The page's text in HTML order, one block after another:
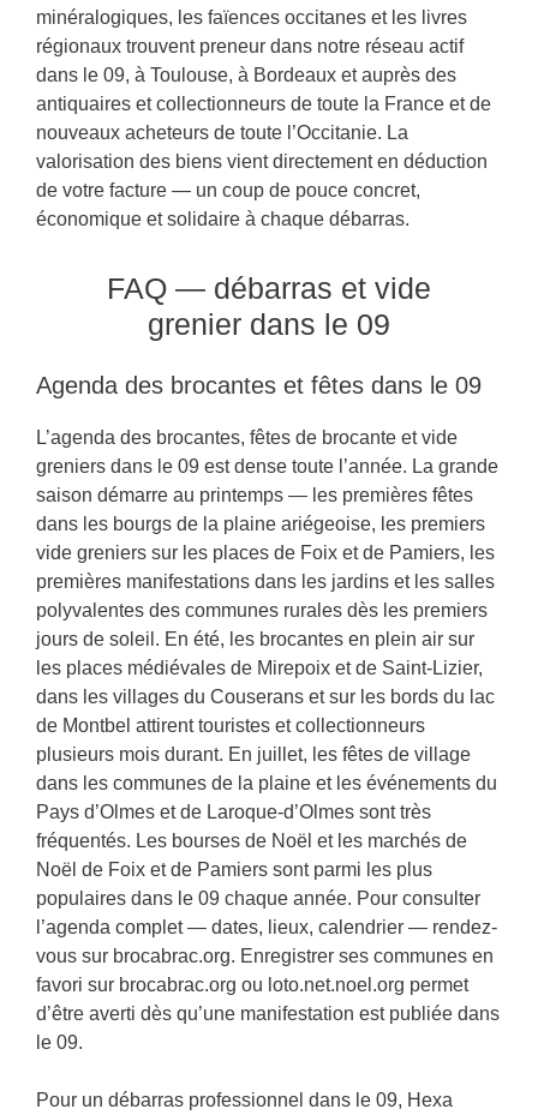
minéralogiques, les faïences occitanes et les livres
régionaux trouvent preneur dans notre réseau actif
dans le 09, à Toulouse, à Bordeaux et auprès des
antiquaires et collectionneurs de toute la France et de
nouveaux acheteurs de toute l’Occitanie. La
valorisation des biens vient directement en déduction
de votre facture — un coup de pouce concret,
économique et solidaire à chaque débarras.
FAQ — débarras et vide
grenier dans le 09
Agenda des brocantes et fêtes dans le 09
L’agenda des brocantes, fêtes de brocante et vide
greniers dans le 09 est dense toute l’année. La grande
saison démarre au printemps — les premières fêtes
dans les bourgs de la plaine ariégeoise, les premiers
vide greniers sur les places de Foix et de Pamiers, les
premières manifestations dans les jardins et les salles
polyvalentes des communes rurales dès les premiers
jours de soleil. En été, les brocantes en plein air sur
les places médiévales de Mirepoix et de Saint-Lizier,
dans les villages du Couserans et sur les bords du lac
de Montbel attirent touristes et collectionneurs
plusieurs mois durant. En juillet, les fêtes de village
dans les communes de la plaine et les événements du
Pays d’Olmes et de Laroque-d’Olmes sont très
fréquentés. Les bourses de Noël et les marchés de
Noël de Foix et de Pamiers sont parmi les plus
populaires dans le 09 chaque année. Pour consulter
l’agenda complet — dates, lieux, calendrier — rendez-
vous sur brocabrac.org. Enregistrer ses communes en
favori sur brocabrac.org ou loto.net.noel.org permet
d’être averti dès qu’une manifestation est publiée dans
le 09.
Pour un débarras professionnel dans le 09, Hexa